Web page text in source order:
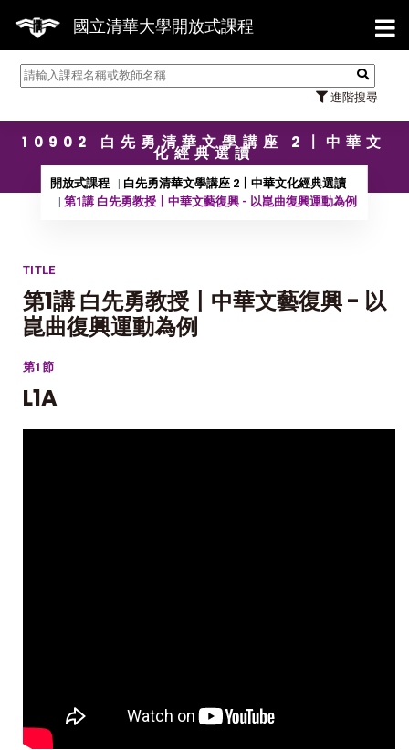
國立清華大學開放式課程
進階搜尋
【
10902 白先勇清華文學講座 2〡中華文
化經典選讀
開放式課程
白先勇清華文學講座 2〡中華文化經典選讀
第1講 白先勇教授〡中華文藝復興 - 以崑曲復興運動為例
TITLE
第1講 白先勇教授〡中華文藝復興 - 以
崑曲復興運動為例
第1節
L1A